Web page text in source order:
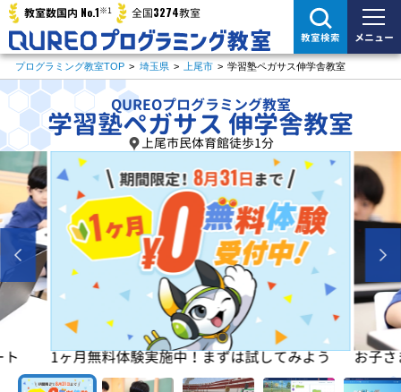
教室数国内 No.1※1 全国3274教室
教室検索 メニュー
プログラミング教室TOP > 埼玉県 > 上尾市 > 学習塾ペガサス伸学舎教室
QUREOプログラミング教室
学習塾ペガサス 伸学舎教室
上尾市民体育館徒歩1分
う お子さまの「楽しい」を学びの原動力に！ 初め